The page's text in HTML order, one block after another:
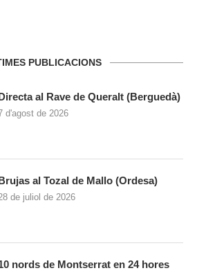
PUBLICACIONS
al Rave de Queralt (Berguedà)
d'agost de 2026
al Tozal de Mallo (Ordesa)
de juliol de 2026
nords de Montserrat en 24 hores